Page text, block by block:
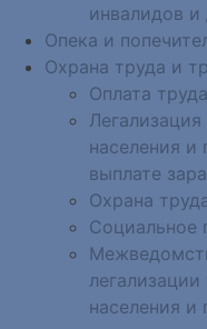
инвалидов и
Опека и
Охрана труда и
Оплата труда
населения и
выплате
Охрана
Социальное
населения